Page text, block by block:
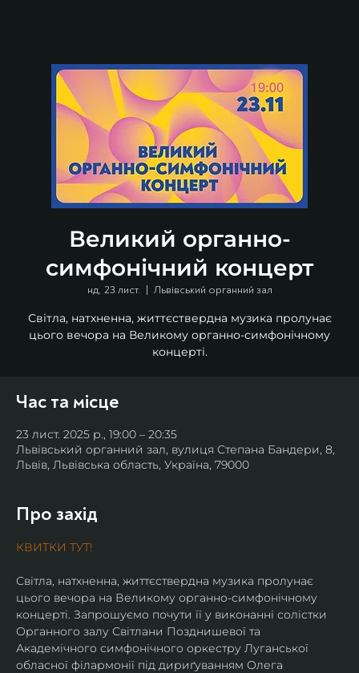
Великий органно-
симфонічний концерт
нд, 23 лист.
  |
Львівський органний зал
Світла, натхненна, життєствердна музика пролунає
цього вечора на Великому органно-симфонічному
концерті.
Час та місце
23 лист. 2025 р., 19:00 – 20:35
Львівський органний зал, вулиця Степана Бандери, 8,
Львів, Львівська область, Україна, 79000
Про захід
КВИТКИ ТУТ!
Світла, натхненна, життєствердна музика пролунає
цього вечора на Великому органно-симфонічному
концерті. Запрошуємо почути її у виконанні солістки
Органного залу Світлани Позднишевої та
Академічного симфонічного оркестру Луганської
обласної філармонії під дириґуванням Олега